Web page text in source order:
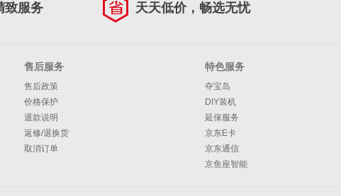
致服务 天天低价，畅选无忧
售后服务
售后政策
价格保护
退款说明
返修/退换货
取消订单
特色服务
夺宝岛
DIY装机
延保服务
京东E卡
京东通信
京鱼座智能